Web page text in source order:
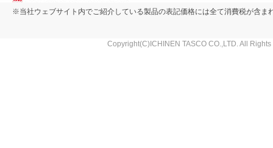
※当社ウェブサイト内でご紹介している製品の表記価格には全て消費税が含ま
Copyright(C)ICHINEN TASCO CO.,LTD. All